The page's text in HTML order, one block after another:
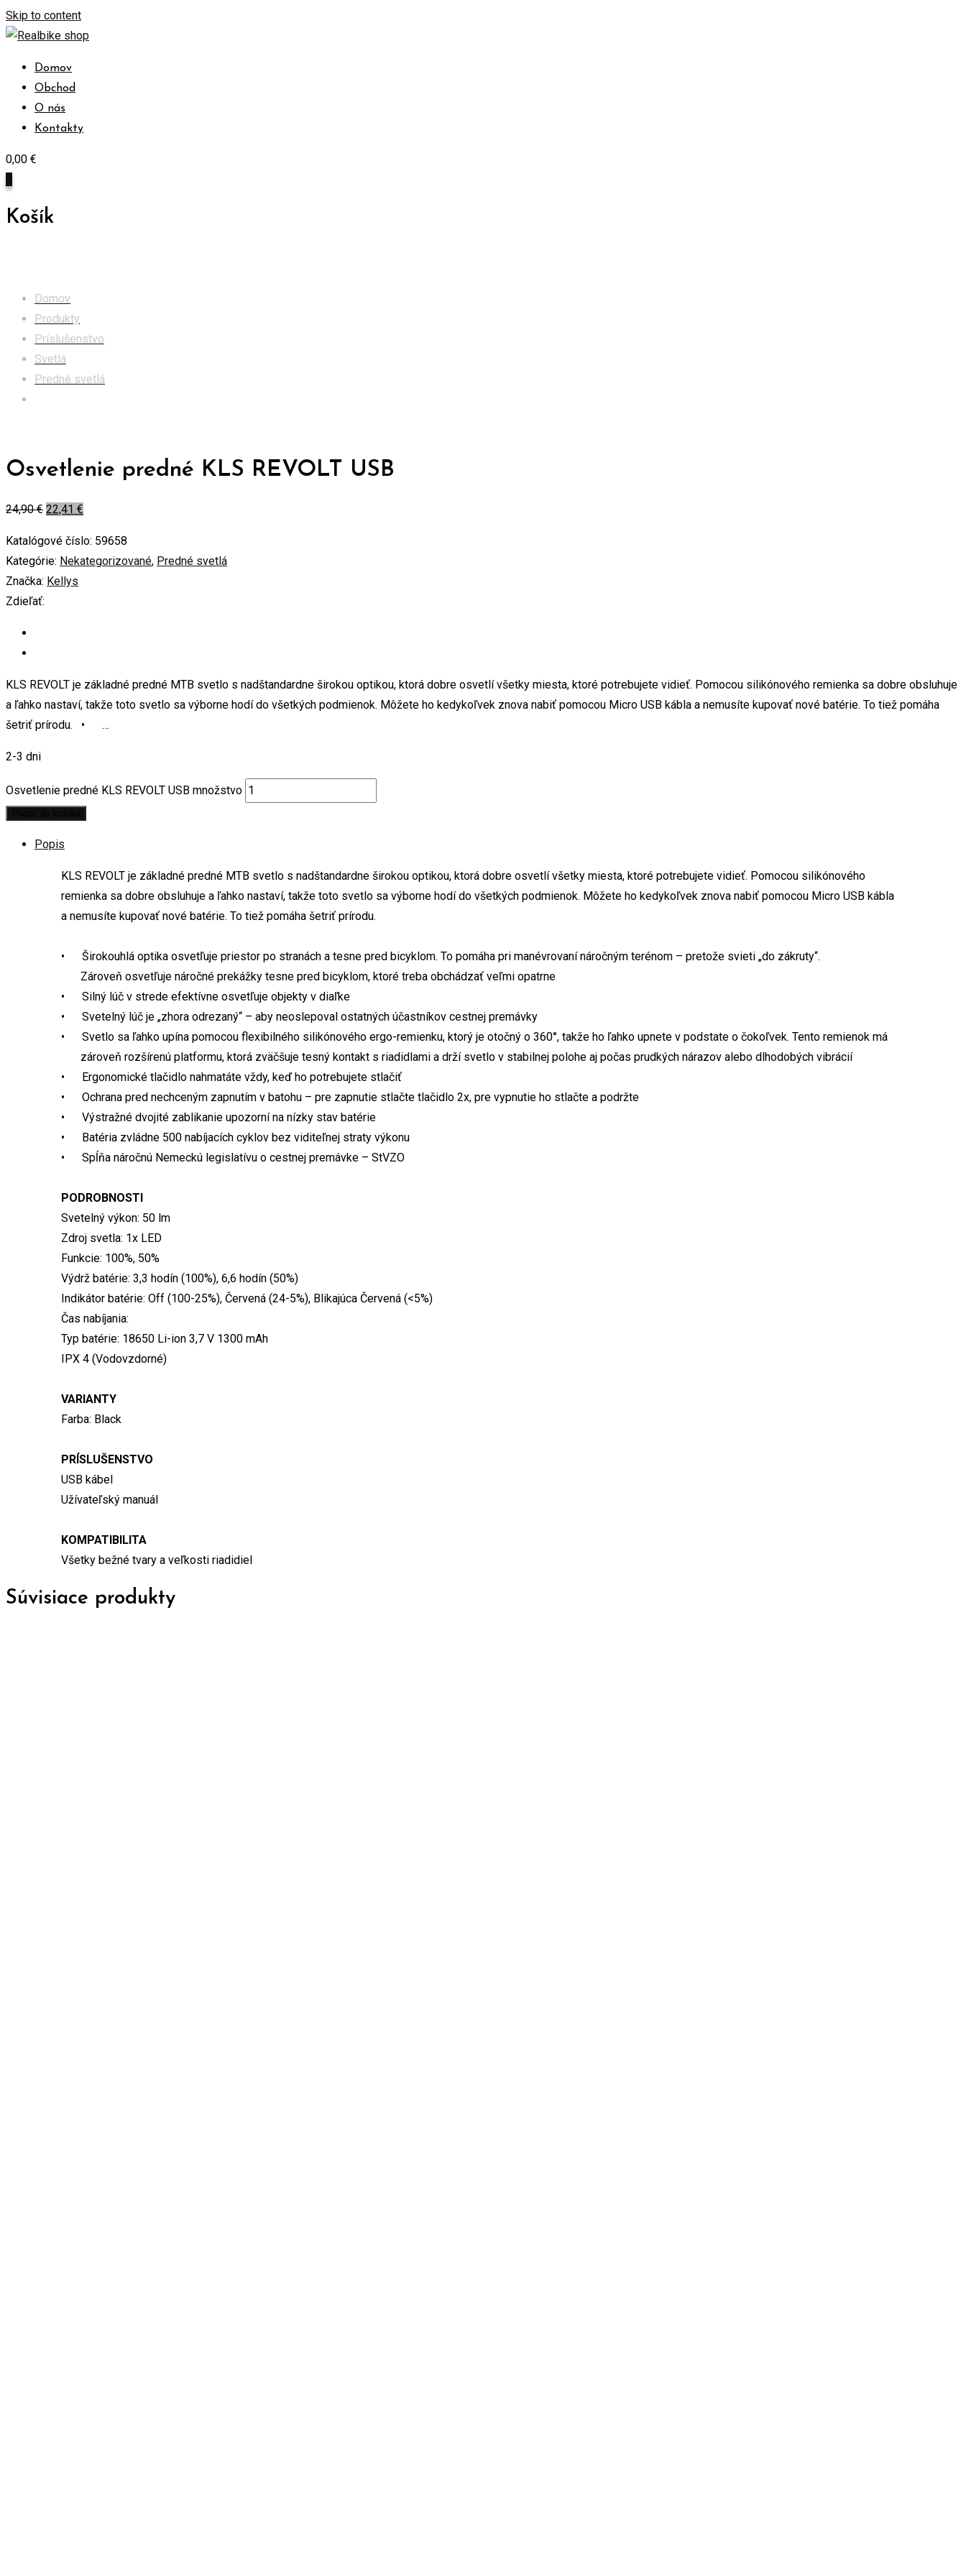
Skip to content
Domov
Obchod
O nás
Kontakty
0,00 €
Košík
Domov
Produkty
Príslušenstvo
Svetlá
Predné svetlá
Osvetlenie predné KLS REVOLT USB
24,90€ 22,41 €
Katalógové číslo: 59658
Kategórie: Nekategorizované, Predné svetlá
Značka: Kellys
Zdieľať:
KLS REVOLT je základné predné MTB svetlo s nadštandardne širokou optikou, ktorá dobre osvetlí všetky miesta, ktoré potrebujete vidieť. Pomocou silikónového remienka sa dobre obsluhuje
a ľahko nastaví, takže toto svetlo sa výborne hodí do všetkých podmienok. Môžete ho kedykoľvek znova nabiť pomocou Micro USB kábla a nemusíte kupovať nové batérie. To tiež pomáha
šetriť prírodu. • …
2-3 dni
Osvetlenie predné KLS REVOLT USB množstvo
Popis
KLS REVOLT je základné predné MTB svetlo s nadštandardne širokou optikou, ktorá dobre osvetlí všetky miesta, ktoré potrebujete vidieť. Pomocou silikónového
remienka sa dobre obsluhuje a ľahko nastaví, takže toto svetlo sa výborne hodí do všetkých podmienok. Môžete ho kedykoľvek znova nabiť pomocou Micro USB kábla
a nemusíte kupovať nové batérie. To tiež pomáha šetriť prírodu.
• Širokouhlá optika osvetľuje priestor po stranách a tesne pred bicyklom. To pomáha pri manévrovaní náročným terénom – pretože svieti „do zákruty“.
Zároveň osvetľuje náročné prekážky tesne pred bicyklom, ktoré treba obchádzať veľmi opatrne
• Silný lúč v strede efektívne osvetľuje objekty v diaľke
• Svetelný lúč je „zhora odrezaný“ – aby neoslepoval ostatných účastníkov cestnej premávky
• Svetlo sa ľahko upína pomocou flexibilného silikónového ergo-remienku, ktorý je otočný o 360°, takže ho ľahko upnete v podstate o čokoľvek. Tento remienok má
zároveň rozšírenú platformu, ktorá zväčšuje tesný kontakt s riadidlami a drží svetlo v stabilnej polohe aj počas prudkých nárazov alebo dlhodobých vibrácií
• Ergonomické tlačidlo nahmatáte vždy, keď ho potrebujete stlačiť
• Ochrana pred nechceným zapnutím v batohu – pre zapnutie stlačte tlačidlo 2x, pre vypnutie ho stlačte a podržte
• Výstražné dvojité zablikanie upozorní na nízky stav batérie
• Batéria zvládne 500 nabíjacích cyklov bez viditeľnej straty výkonu
• Spĺňa náročnú Nemeckú legislatívu o cestnej premávke – StVZO
PODROBNOSTI
Svetelný výkon: 50 lm
Zdroj svetla: 1x LED
Funkcie: 100%, 50%
Výdrž batérie: 3,3 hodín (100%), 6,6 hodín (50%)
Indikátor batérie: Off (100-25%), Červená (24-5%), Blikajúca Červená (<5%)
Čas nabíjania:
Typ batérie: 18650 Li-ion 3,7 V 1300 mAh
IPX 4 (Vodovzdorné)
VARIANTY
Farba: Black
PRÍSLUŠENSTVO
USB kábel
Užívateľský manuál
KOMPATIBILITA
Všetky bežné tvary a veľkosti riadidiel
Súvisiace produkty